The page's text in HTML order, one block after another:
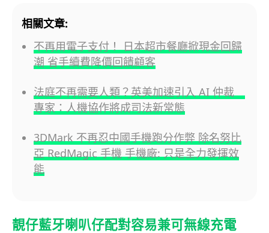
相關文章:
不再用電子支付！ 日本超市餐廳掀現金回歸
潮 省手續費降價回饋顧客
法庭不再需要人類？英美加速引入 AI 仲裁
專家：人機協作將成司法新常態
3DMark 不再忍中國手機跑分作弊 除名努比
亞 RedMagic 手機 手機廠: 只是全力發揮效
能
靚仔藍牙喇叭仔配對容易兼可無線充電